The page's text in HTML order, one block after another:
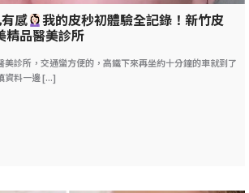
感 我的皮秒初體驗全記錄！新竹皮
品醫美診所
美診所，交通蠻方便的，高鐵下來再坐約十分鐘的車就到了
資料一邊 [...]